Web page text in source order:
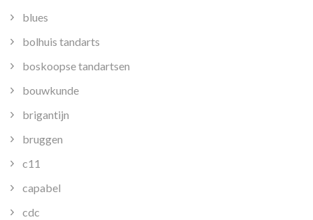
blues
bolhuis tandarts
boskoopse tandartsen
bouwkunde
brigantijn
bruggen
c11
capabel
cdc